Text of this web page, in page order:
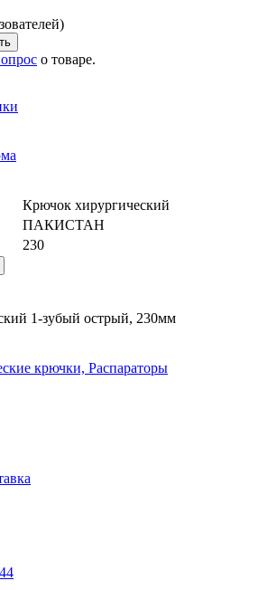
о товаре.
Крючок хирургический
ПАКИСТАН
230
1-зубый острый, 230мм
крючки, Распараторы